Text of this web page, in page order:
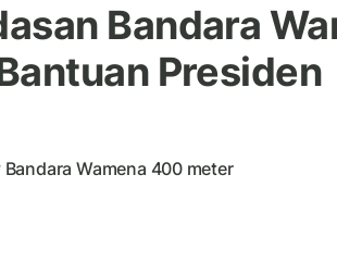
Bandara
Presiden
Wamena 400 meter